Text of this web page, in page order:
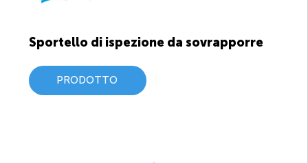
Sportello di ispezione da sovrapporre
PRODOTTO